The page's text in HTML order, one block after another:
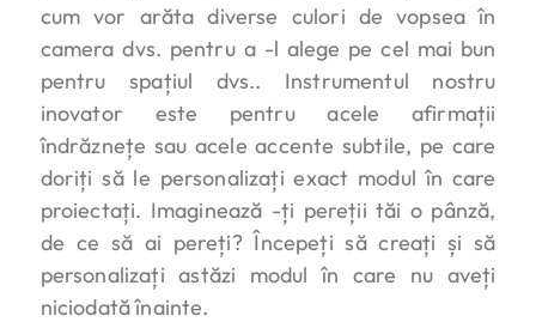
cum vor arăta diverse culori de vopsea în
camera dvs. pentru a -l alege pe cel mai bun
pentru spațiul dvs.. Instrumentul nostru
inovator este pentru acele afirmații
îndrăznețe sau acele accente subtile, pe care
doriți să le personalizați exact modul în care
proiectați. Imaginează -ți pereții tăi o pânză,
de ce să ai pereți? Începeți să creați și să
personalizați astăzi modul în care nu aveți
niciodată înainte.